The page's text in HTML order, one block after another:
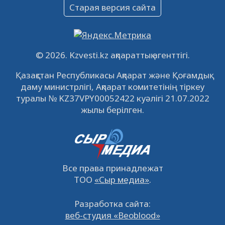
09.12.2022
Свободные рабочие места
встречу с инвесторами в Кызылорде 22
ноября
21.11.2022 14951 0
© 2026. Kzvesti.kz ақпараттық агенттігі.
Қазақстан Республикасы Ақпарат және Қоғамдық
даму министрлігі, Ақпарат комитетінің тіркеу
туралы № KZ37VPY00052422 куәлігі 21.07.2022
жылы берілген.
Все права принадлежат
ТОО «Сыр медиа».
Старая версия сайта
Разработка сайта:
веб-студия «Beoblood»